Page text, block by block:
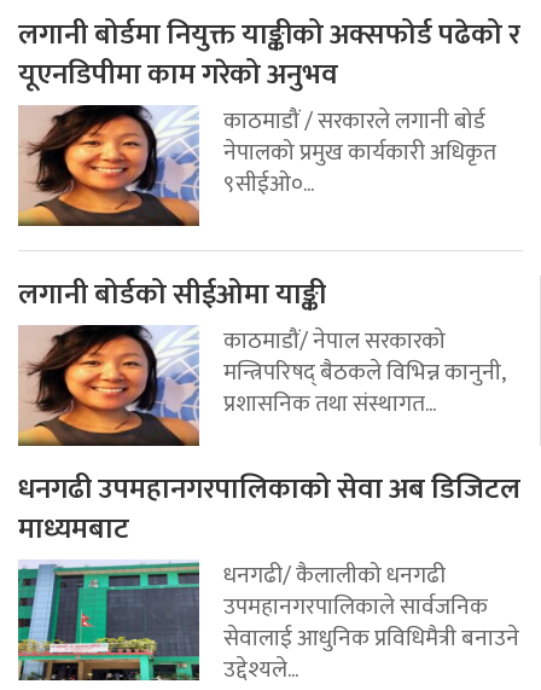
लगानी बोर्डमा नियुक्त याङ्कीको अक्सफोर्ड पढेको र
यूएनडिपीमा काम गरेको अनुभव
काठमाडौं / सरकारले लगानी बोर्ड
नेपालको प्रमुख कार्यकारी अधिकृत
९सीईओ०...
लगानी बोर्डको सीईओमा याङ्की
काठमाडौं/ नेपाल सरकारको
मन्त्रिपरिषद् बैठकले विभिन्न कानुनी,
प्रशासनिक तथा संस्थागत...
धनगढी उपमहानगरपालिकाको सेवा अब डिजिटल
माध्यमबाट
धनगढी/ कैलालीको धनगढी
उपमहानगरपालिकाले सार्वजनिक
सेवालाई आधुनिक प्रविधिमैत्री बनाउने
उद्देश्यले...